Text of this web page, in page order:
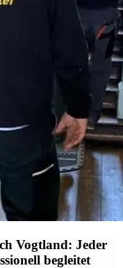
Vogtland: Jeder
begleitet